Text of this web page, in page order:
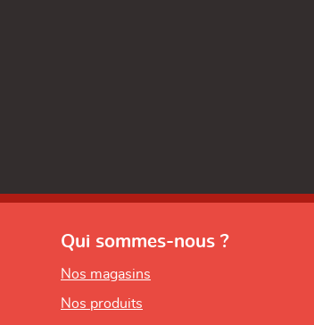
Qui sommes-nous ?
Nos magasins
Nos produits